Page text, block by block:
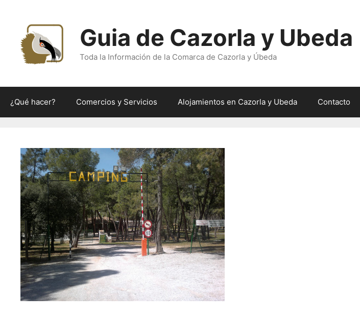
contenido
Guia de Cazorla y Ubeda
Toda la Información de la Comarca de Cazorla y Úbeda
¿Qué hacer? Comercios y Servicios Alojamientos en Cazorla y Ubeda Contacto